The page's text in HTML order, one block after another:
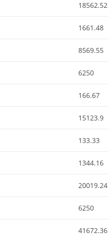
18562.52
1661.48
8569.55
6250
166.67
15123.9
133.33
1344.16
20019.24
6250
41672.36